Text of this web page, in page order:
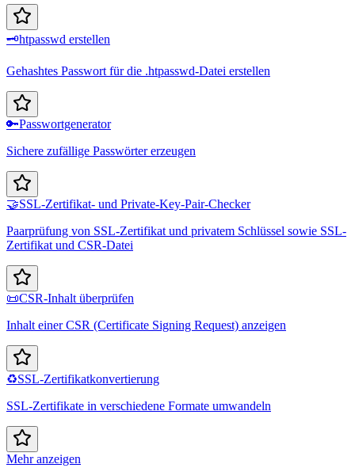
🗝️htpasswd erstellen
Gehashtes Passwort für die .htpasswd-Datei erstellen
🔑Passwortgenerator
Sichere zufällige Passwörter erzeugen
🤝SSL-Zertifikat- und Private-Key-Pair-Checker
Paarprüfung von SSL-Zertifikat und privatem Schlüssel sowie SSL-
Zertifikat und CSR-Datei
📜CSR-Inhalt überprüfen
Inhalt einer CSR (Certificate Signing Request) anzeigen
♻️SSL-Zertifikatkonvertierung
SSL-Zertifikate in verschiedene Formate umwandeln
Mehr anzeigen